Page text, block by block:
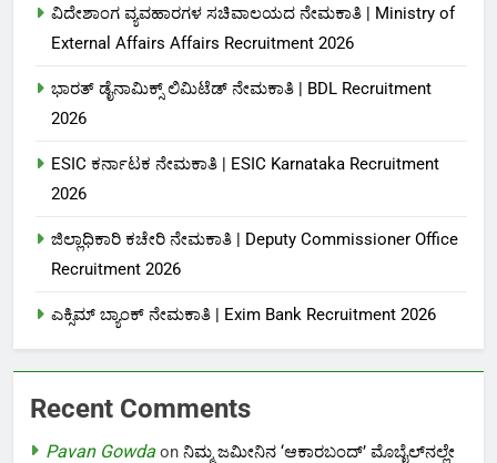
ವಿದೇಶಾಂಗ ವ್ಯವಹಾರಗಳ ಸಚಿವಾಲಯದ ನೇಮಕಾತಿ | Ministry of
External Affairs Affairs Recruitment 2026
ಭಾರತ್ ಡೈನಾಮಿಕ್ಸ್ ಲಿಮಿಟೆಡ್ ನೇಮಕಾತಿ | BDL Recruitment
2026
ESIC ಕರ್ನಾಟಕ ನೇಮಕಾತಿ | ESIC Karnataka Recruitment
2026
ಜಿಲ್ಲಾಧಿಕಾರಿ ಕಚೇರಿ ನೇಮಕಾತಿ | Deputy Commissioner Office
Recruitment 2026
ಎಕ್ಸಿಮ್ ಬ್ಯಾಂಕ್ ನೇಮಕಾತಿ |‌ Exim Bank Recruitment 2026
Recent Comments
Pavan Gowda on ನಿಮ್ಮ ಜಮೀನಿನ ‘ಆಕಾರಬಂದ್’ ಮೊಬೈಲ್‌ನಲ್ಲೇ